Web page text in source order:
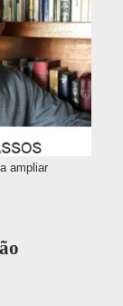
ampliar